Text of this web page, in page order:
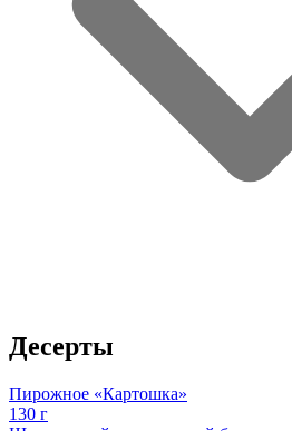
Десерты
Пирожное «Картошка»
130 г